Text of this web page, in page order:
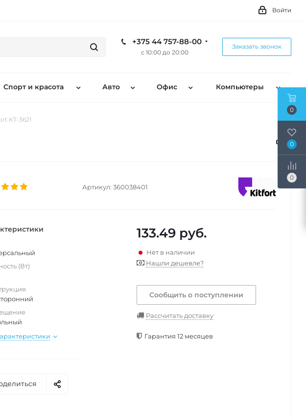
Войти
+375 44 757-88-00
с 10:00 до 20:00
Заказать звонок
Спорт и красота Авто Офис Компьютеры
KT-3621
Артикул: 360038401
(Вт)
133.49 руб.
Нет в наличии
Нашли дешевле?
Сообщить о поступлении
Рассчитать доставку
Гарантия 12 месяцев
0
0
0